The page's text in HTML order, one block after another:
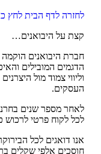
לחזרה לדף הבית לחץ
קצת על היבואנים…
חברת היבואנים
הדגמים המובילים
וליווי צמוד מול
העסקים.
לאחר מספר שנים
לכל לקוח פרטי לרכוש
אנו דואגים לכל
חוסכים אלפי שקלים